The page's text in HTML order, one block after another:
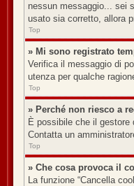
nessun messaggio... sei
usato sia corretto, allora
Top
» Mi sono registrato
Verifica il messaggio di
utenza per qualche
Top
» Perché non riesco a
È possibile che il
Contatta un
Top
» Che cosa provoca il
La funzione “Cancella